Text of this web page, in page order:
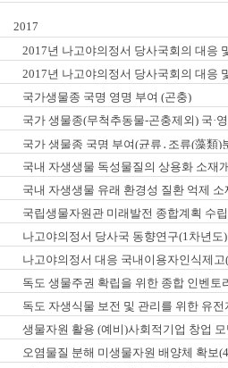
2017
2017년 나고야의정서 당사국회의 대응
2017년 나고야의정서 당사국회의 대응
국가생물종 국명 영명 부여 (곤충)
국가 생물종(무척추동물-곤충제외) 국·
한글판 발간
국가 생물종 국명 부여(균류․조류(藻類)
국내 자생생물 독성물질의 상용화 소재
국내 자생생물 유래 환경성 질환 억제
국립생물자원관 미래발전 종합계획 수
나고야의정서 당사국 동향연구(1차년도)
나고야의정서 대응 국내이용자인식제
독도 생물주권 확립을 위한 종합 인벤토
독도 자생식물 보전 및 관리를 위한 유
생물자원 활용 (예비)사회적기업 창업
오염물질 분해 미생물자원 배양체 확보